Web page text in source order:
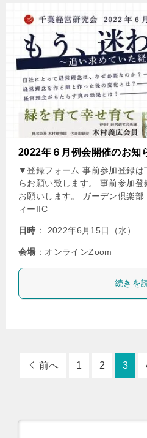
2022年６月例会開催のお知
▼登録フォーム 事前参加登録は
らお願い致します。 事前参加
お願いします。 ガーデン倶楽
ィーIIC
日時 ： 2022年6月15日（水）
会場 ：オンラインZoom
続きを
前へ 1 2 3